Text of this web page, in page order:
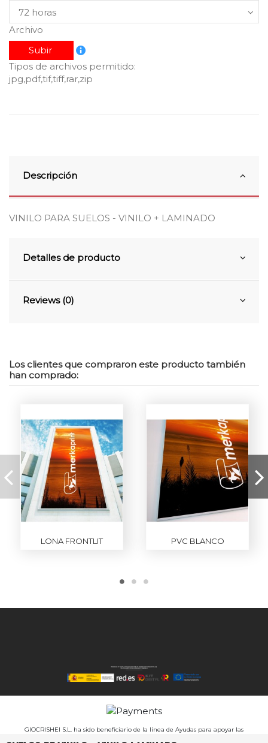
Archivo
Subir
Tipos de archivos permitido:
jpg,pdf,tif,tiff,rar,zip
Descripción
VINILO PARA SUELOS - VINILO + LAMINADO
Detalles de producto
Reviews (0)
Los clientes que compraron este producto también
han comprado:
LONA FRONTLIT PVC BLANCO
GIOCRISHEI S.L. ha sido beneficiario de la línea de Ayudas para apoyar las